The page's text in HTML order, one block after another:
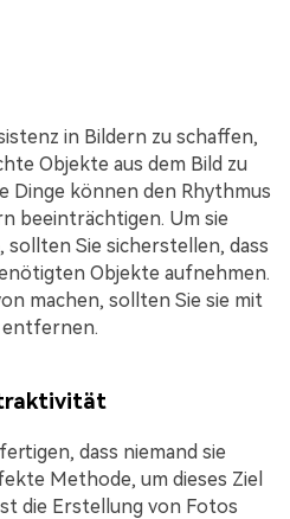
in Bildern zu schaffen,
Objekte aus dem Bild zu
können den Rhythmus
beeinträchtigen. Um sie
Sie sicherstellen, dass
Objekte aufnehmen.
machen, sollten Sie sie mit
entfernen.
dass niemand sie
Methode, um dieses Ziel
die Erstellung von Fotos